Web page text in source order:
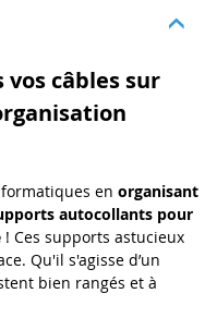
câbles sur
en organisant
autocollants pour
! Ces supports astucieux
Qu'il s'agisse d’un
bien rangés et à